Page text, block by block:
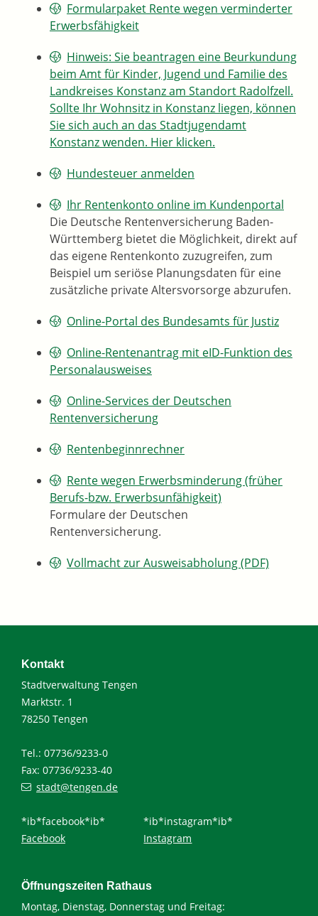
Formularpaket Rente wegen verminderter
Erwerbsfähigkeit
Hinweis: Sie beantragen eine Beurkundung
beim Amt für Kinder, Jugend und Familie des
Landkreises Konstanz am Standort Radolfzell.
Sollte Ihr Wohnsitz in Konstanz liegen, können
Sie sich auch an das Stadtjugendamt
Konstanz wenden. Hier klicken.
Hundesteuer anmelden
Ihr Rentenkonto online im Kundenportal
Die Deutsche Rentenversicherung Baden-
Württemberg bietet die Möglichkeit, direkt auf
das eigene Rentenkonto zuzugreifen, zum
Beispiel um seriöse Planungsdaten für eine
zusätzliche private Altersvorsorge abzurufen.
Online-Portal des Bundesamts für Justiz
Online-Rentenantrag mit eID-Funktion des
Personalausweises
Online-Services der Deutschen
Rentenversicherung
Rentenbeginnrechner
Rente wegen Erwerbsminderung (früher
Berufs-bzw. Erwerbsunfähigkeit)
Formulare der Deutschen
Rentenversicherung.
Vollmacht zur Ausweisabholung (PDF)
Kontakt
Stadtverwaltung Tengen
Marktstr. 1
78250 Tengen
Tel.: 07736/9233-0
Fax: 07736/9233-40
stadt@tengen.de
*ib*facebook*ib*
Facebook
*ib*instagram*ib*
Instagram
Öffnungszeiten Rathaus
Montag, Dienstag, Donnerstag und Freitag: